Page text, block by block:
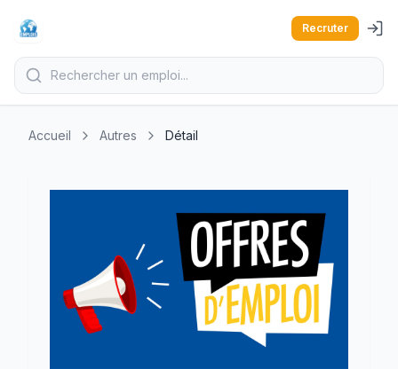
Recruter
Accueil Autres Détail